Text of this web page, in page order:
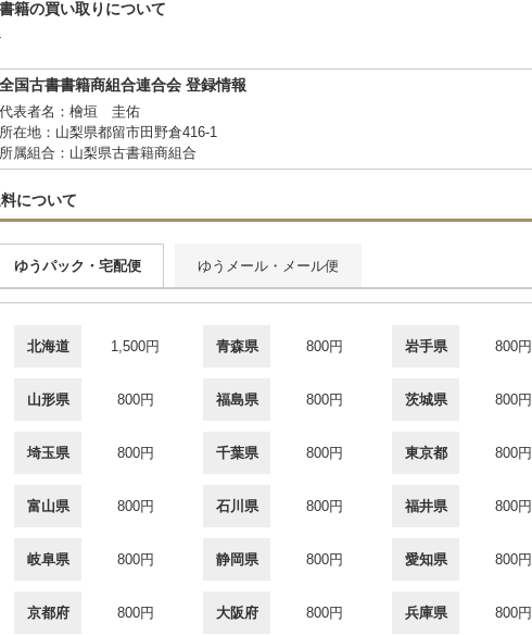
書籍の買い取りについて
全国古書書籍商組合連合会 登録情報
代表者名：檜垣 圭佑
所在地：山梨県都留市田野倉416-1
所属組合：山梨県古書籍商組合
について
ゆうパック・宅配便 ゆうメール・メール便
北海道 1,500円 青森県 800円 岩手県 800円
山形県 800円 福島県 800円 茨城県 800円
埼玉県 800円 千葉県 800円 東京都 800円
富山県 800円 石川県 800円 福井県 800円
岐阜県 800円 静岡県 800円 愛知県 800円
京都府 800円 大阪府 800円 兵庫県 800円